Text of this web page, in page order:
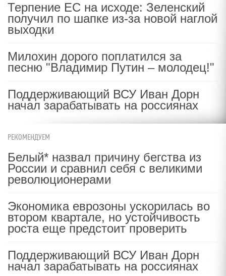
Терпение ЕС на исходе: Зеленский
получил по шапке из-за новой наглой
выходки
Милохин дорого поплатился за
песню "Владимир Путин – молодец!"
Поддерживающий ВСУ Иван Дорн
начал зарабатывать на россиянах
РЕКОМЕНДУЕМ
Белый* назвал причину бегства из
России и сравнил себя с великими
революционерами
Экономика еврозоны ускорилась во
втором квартале, но устойчивость
роста еще предстоит проверить
Поддерживающий ВСУ Иван Дорн
начал зарабатывать на россиянах